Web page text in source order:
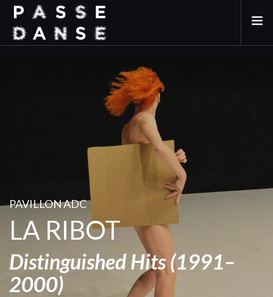
PAVILLON ADC
LA RIBOT
Distinguished Hits (1991–
2000)